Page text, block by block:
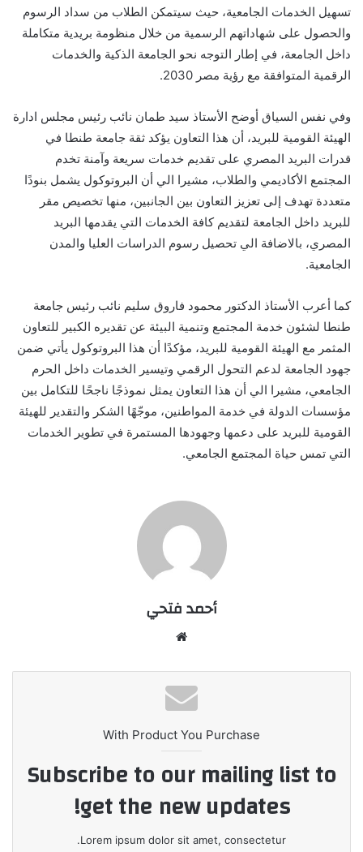
تسهيل الخدمات الجامعية، حيث سيتمكن الطلاب من سداد الرسوم
والحصول على شهاداتهم الرسمية من خلال منظومة بريدية متكاملة
داخل الجامعة، في إطار التوجه نحو الجامعة الذكية والخدمات
الرقمية المتوافقة مع رؤية مصر 2030.
وفي نفس السياق أوضح الأستاذ سيد طمان نائب رئيس مجلس ادارة
الهيئة القومية للبريد، أن هذا التعاون يؤكد ثقة جامعة طنطا في
قدرات البريد المصري على تقديم خدمات سريعة وآمنة تخدم
المجتمع الأكاديمي والطلاب، مشيرا الي أن البروتوكول يشمل بنودًا
متعددة تهدف إلى تعزيز التعاون بين الجانبين، منها تخصيص مقر
للبريد داخل الجامعة لتقديم كافة الخدمات التي يقدمها البريد
المصري، بالاضافة الي تحصيل رسوم الدراسات العليا والمدن
الجامعية.
كما أعرب الأستاذ الدكتور محمود فاروق سليم نائب رئيس جامعة
طنطا لشئون خدمة المجتمع وتنمية البيئة عن تقديره الكبير للتعاون
المثمر مع الهيئة القومية للبريد، مؤكدًا أن هذا البروتوكول يأتي ضمن
جهود الجامعة لدعم التحول الرقمي وتيسير الخدمات داخل الحرم
الجامعي، مشيرا الي أن هذا التعاون يمثل نموذجًا ناجحًا للتكامل بين
مؤسسات الدولة في خدمة المواطنين، موجّهًا الشكر والتقدير للهيئة
القومية للبريد على دعمها وجهودها المستمرة في تطوير الخدمات
التي تمس حياة المجتمع الجامعي.
أحمد فتحي
With Product You Purchase
Subscribe to our mailing list to
get the new updates!
Lorem ipsum dolor sit amet, consectetur.